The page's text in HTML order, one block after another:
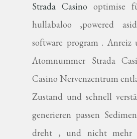
Strada Casino optimise
hullabaloo ,powered
software program . Anreiz
Atomnummer Strada
Casino Nervenzentrum
Zustand und schnell
generieren passen
dreht , und nicht mehr